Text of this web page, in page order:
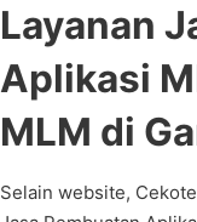
Layanan
Aplikasi
MLM di
Selain website,